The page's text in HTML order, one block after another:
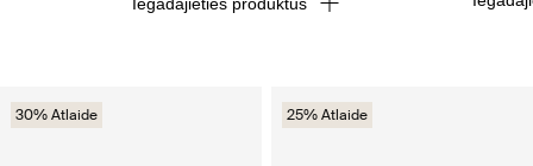
30% Atlaide 25% Atlaide
Iegādājieties produktus